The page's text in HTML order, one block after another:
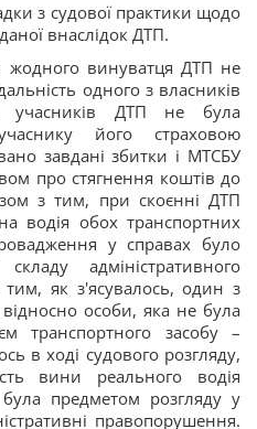
з судової практики щодо
внаслідок ДТП.
жодного винуватця ДТП не
одного з власників
учасників ДТП не була
його страховою
завдані збитки і МТСБУ
про стягнення коштів до
з тим, при скоєнні ДТП
водія обох транспортних
у справах було
адміністративного
як з'ясувалось, один з
особи, яка не була
транспортного засобу –
в ході судового розгляду,
вини реального водія
предметом розгляду у
правопорушення.